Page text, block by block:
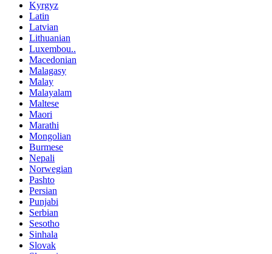
Kyrgyz
Latin
Latvian
Lithuanian
Luxembou..
Macedonian
Malagasy
Malay
Malayalam
Maltese
Maori
Marathi
Mongolian
Burmese
Nepali
Norwegian
Pashto
Persian
Punjabi
Serbian
Sesotho
Sinhala
Slovak